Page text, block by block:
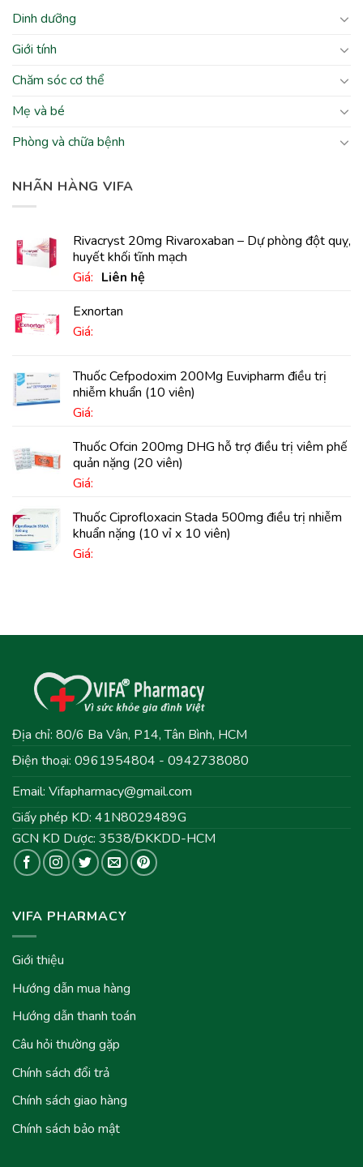
Dinh dưỡng
Giới tính
Chăm sóc cơ thể
Mẹ và bé
Phòng và chữa bệnh
NHÃN HÀNG VIFA
Rivacryst 20mg Rivaroxaban – Dự phòng đột quỵ,
huyết khối tĩnh mạch
Giá: Liên hệ
Exnortan
Giá:
Thuốc Cefpodoxim 200Mg Euvipharm điều trị
nhiễm khuẩn (10 viên)
Giá:
Thuốc Ofcin 200mg DHG hỗ trợ điều trị viêm phế
quản nặng (20 viên)
Giá:
Thuốc Ciprofloxacin Stada 500mg điều trị nhiễm
khuẩn nặng (10 vỉ x 10 viên)
Giá:
Địa chỉ: 80/6 Ba Vân, P14, Tân Bình, HCM
Điện thoại: 0961954804 - 0942738080
Email: Vifapharmacy@gmail.com
Giấy phép KD: 41N8029489G
GCN KD Dược: 3538/ĐKKDD-HCM
VIFA PHARMACY
Giới thiệu
Hướng dẫn mua hàng
Hướng dẫn thanh toán
Câu hỏi thường gặp
Chính sách đổi trả
Chính sách giao hàng
Chính sách bảo mật